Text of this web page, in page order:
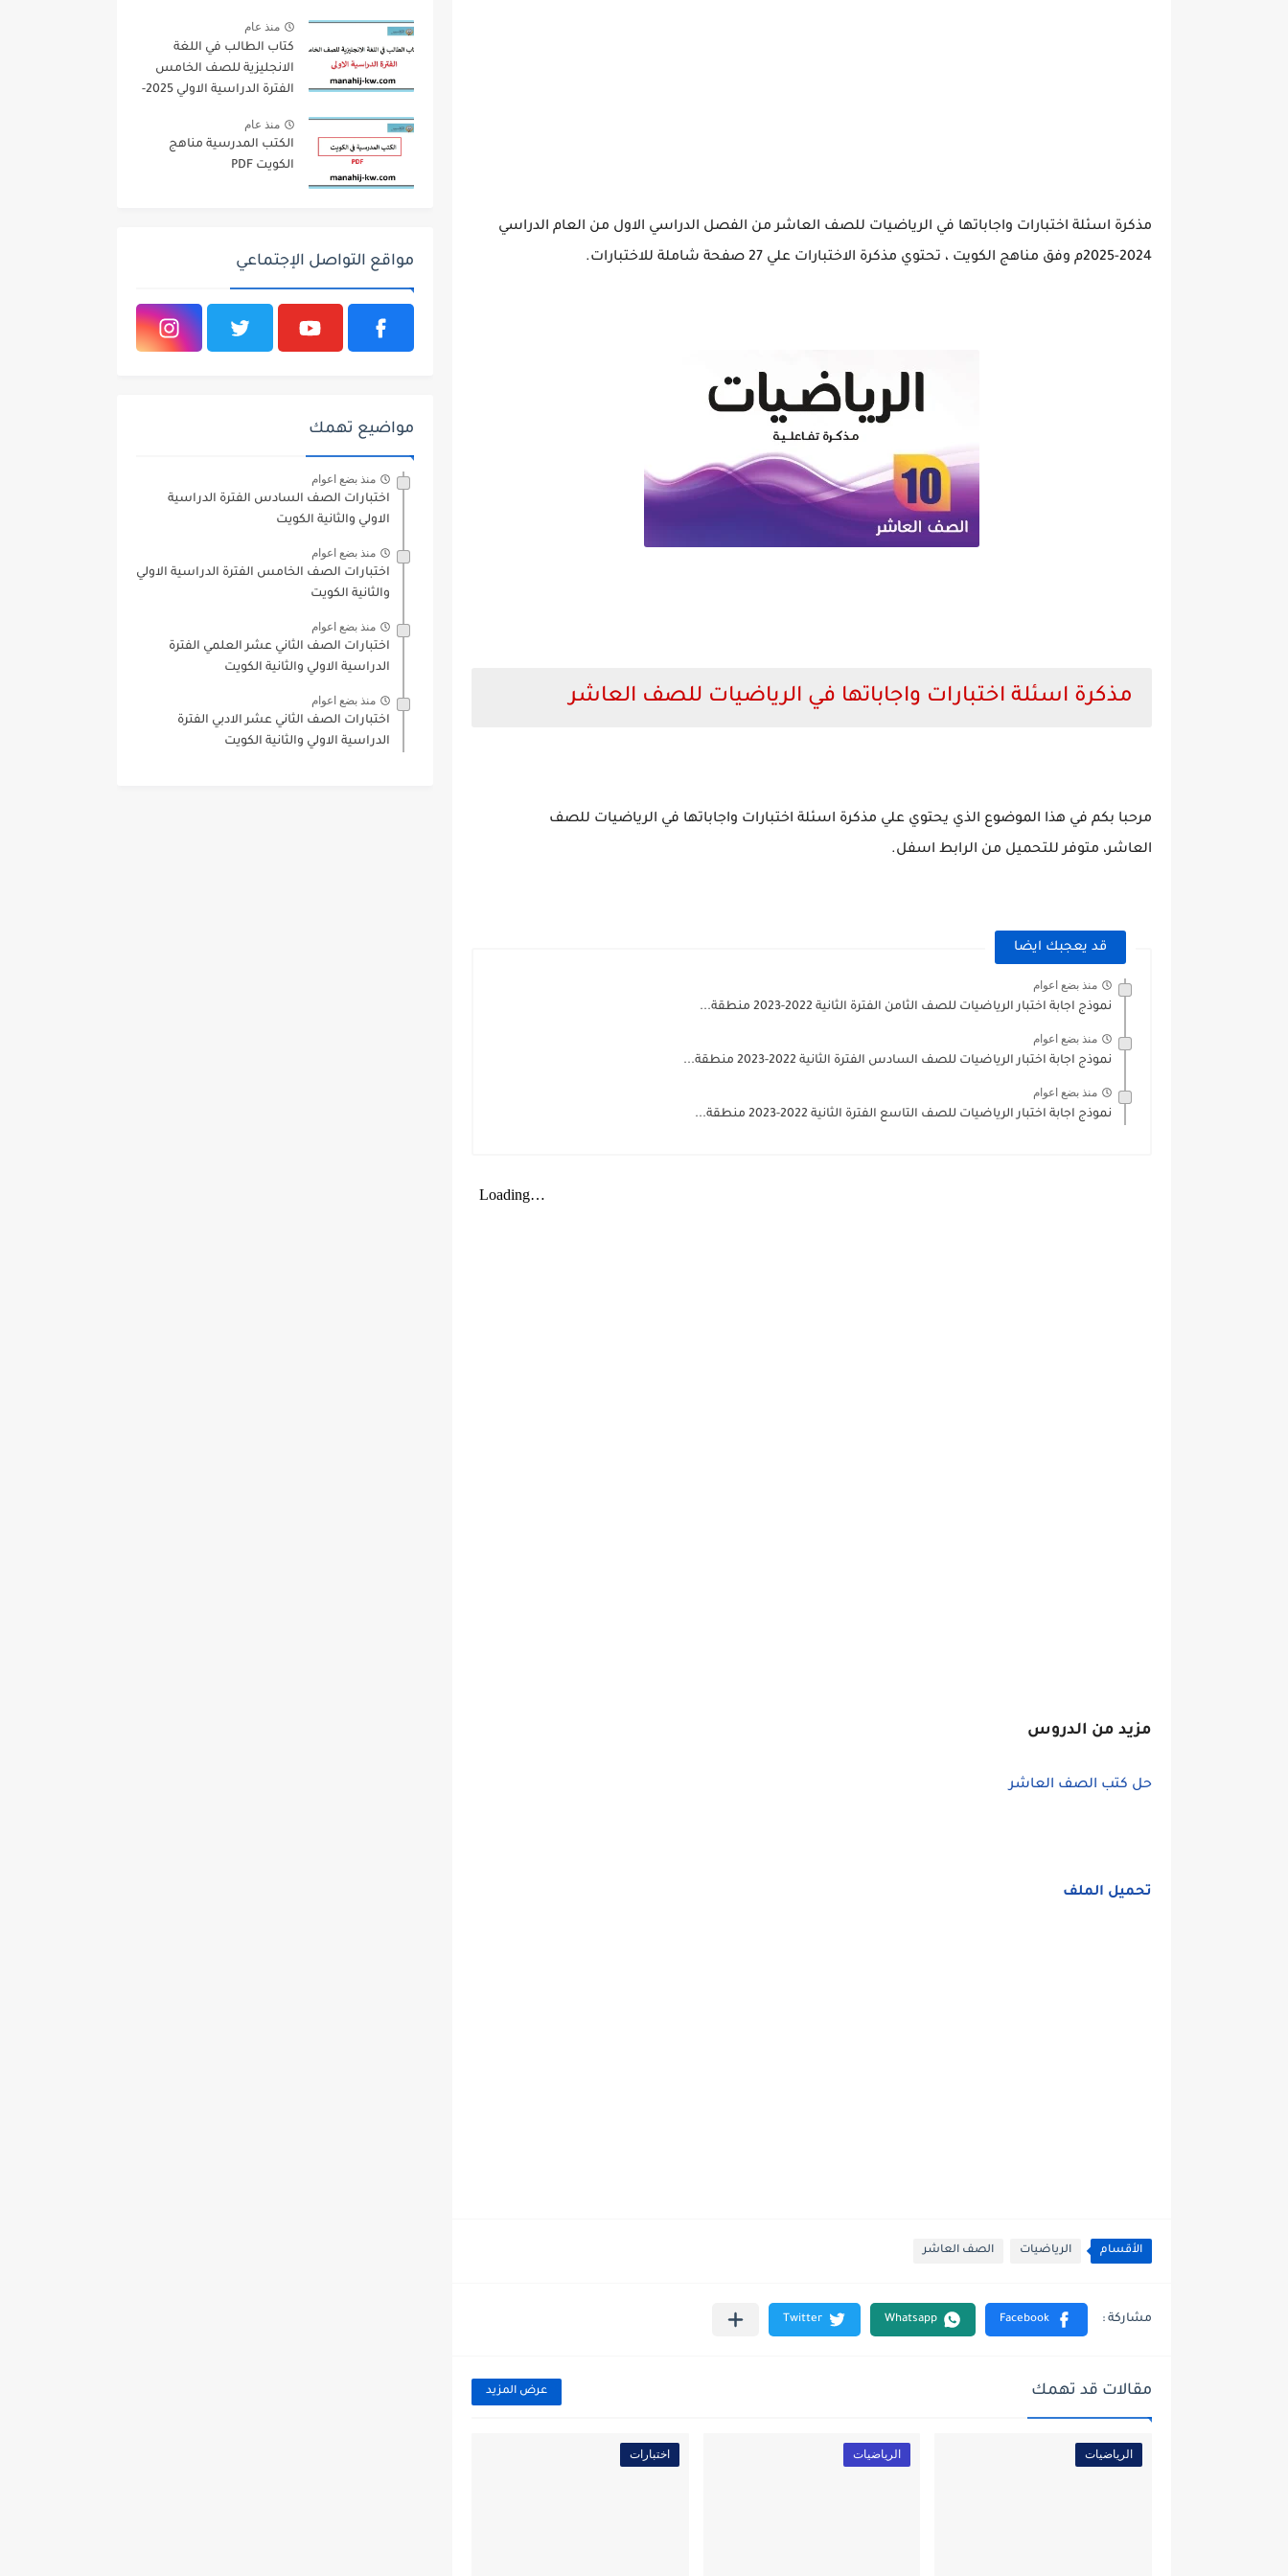
مذكرة اسئلة اختبارات واجاباتها في الرياضيات للصف العاشر من الفصل الدراسي الاول من العام الدراسي
2024-2025م وفق مناهج الكويت ، تحتوي مذكرة الاختبارات علي 27 صفحة شاملة للاختبارات.
مذكرة اسئلة اختبارات واجاباتها في الرياضيات للصف العاشر
مرحبا بكم في هذا الموضوع الذي يحتوي علي مذكرة اسئلة اختبارات واجاباتها في الرياضيات للصف
العاشر، متوفر للتحميل من الرابط اسفل.
قد يعجبك ايضا
منذ بضع اعوام
نموذج اجابة اختبار الرياضيات للصف الثامن الفترة الثانية 2022-2023 منطقة...
منذ بضع اعوام
نموذج اجابة اختبار الرياضيات للصف السادس الفترة الثانية 2022-2023 منطقة...
منذ بضع اعوام
نموذج اجابة اختبار الرياضيات للصف التاسع الفترة الثانية 2022-2023 منطقة...
مزيد من الدروس
حل كتب الصف العاشر
تحميل الملف
الأقسام الرياضيات الصف العاشر
مقالات قد تهمك عرض المزيد
الرياضيات الرياضيات اختبارات
منذ عام
كتاب الطالب في اللغة
الانجليزية للصف الخامس
الفترة الدراسية الاولي 2025-
منذ عام
الكتب المدرسية مناهج
الكويت PDF
مواقع التواصل الإجتماعي
مواضيع تهمك
منذ بضع اعوام
اختبارات الصف السادس الفترة الدراسية
الاولي والثانية الكويت
منذ بضع اعوام
اختبارات الصف الخامس الفترة الدراسية الاولي
والثانية الكويت
منذ بضع اعوام
اختبارات الصف الثاني عشر العلمي الفترة
الدراسية الاولي والثانية الكويت
منذ بضع اعوام
اختبارات الصف الثاني عشر الادبي الفترة
الدراسية الاولي والثانية الكويت